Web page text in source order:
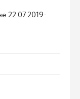
22.07.2019-